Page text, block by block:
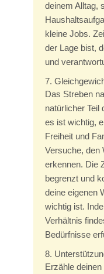
deinem Alltag,
kleine Jobs.
der Lage bist,
und
7.
Das Streben
natürlicher Teil
es ist wichtig,
Freiheit und
Versuche, den
erkennen. Die
begrenzt und
deine eigenen
wichtig ist.
Verhältnis
Bedürfnisse
8.
Erzähle